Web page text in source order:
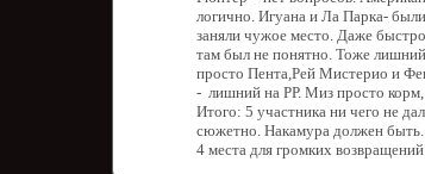
логично. Игуана и Ла Парка-
заняли чужое место. Даже
там был не понятно. Тоже
просто Пента,Рей Мистерио и
- лишний на РР. Миз просто корм,
Итого: 5 участника ни чего не
сюжетно. Накамура должен
4 места для громких возвращений